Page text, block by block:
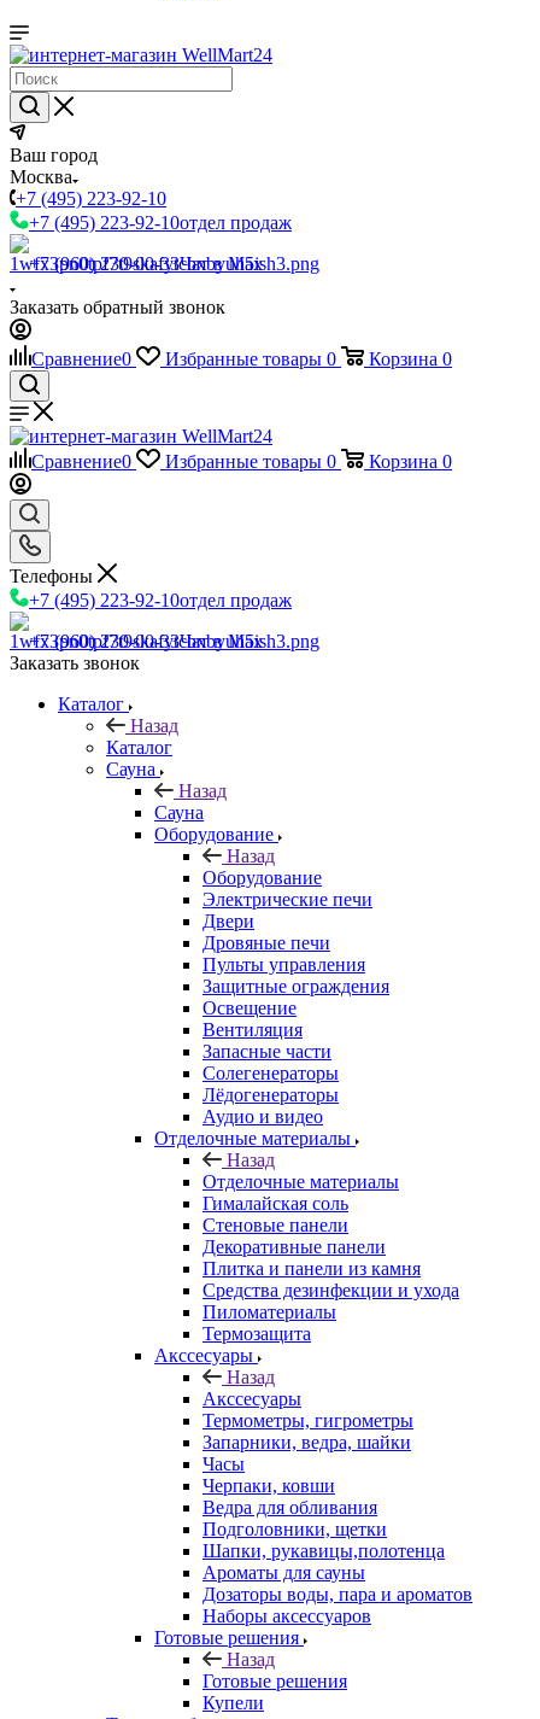
Ваш город
Москва
+7 (495) 223-92-10
+7 (495) 223-92-10отдел продаж
+7 (960) 230-00-33Чат в Max
Заказать обратный звонок
Сравнение0 Избранные товары 0 Корзина 0
Сравнение0 Избранные товары 0 Корзина 0
Телефоны
+7 (495) 223-92-10отдел продаж
+7 (960) 230-00-33Чат в Max
Заказать звонок
Каталог
Назад
Каталог
Сауна
Назад
Сауна
Оборудование
Назад
Оборудование
Электрические печи
Двери
Дровяные печи
Пульты управления
Защитные ограждения
Освещение
Вентиляция
Запасные части
Солегенераторы
Лёдогенераторы
Аудио и видео
Отделочные материалы
Назад
Отделочные материалы
Гималайская соль
Стеновые панели
Декоративные панели
Плитка и панели из камня
Средства дезинфекции и ухода
Пиломатериалы
Термозащита
Аксcесуары
Назад
Аксcесуары
Термометры, гигрометры
Запарники, ведра, шайки
Часы
Черпаки, ковши
Ведра для обливания
Подголовники, щетки
Шапки, рукавицы,полотенца
Ароматы для сауны
Дозаторы воды, пара и ароматов
Наборы аксессуаров
Готовые решения
Назад
Готовые решения
Купели